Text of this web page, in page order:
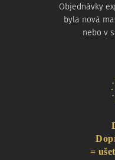
Objednávky
byla nová
nebo v
=